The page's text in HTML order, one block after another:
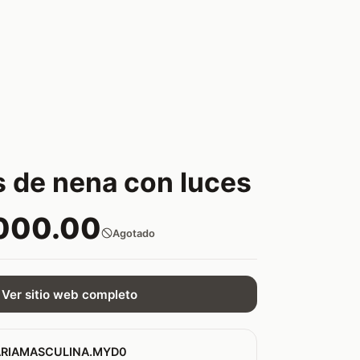
de nena con luces
Agotado
Ver sitio web completo